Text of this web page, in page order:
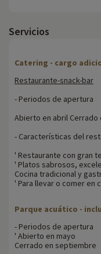
Servicios
Catering - cargo
Restaurante-snack-bar
- Periodos de apertura
Abierto en abril
- Características del
' Restaurante con gran
' Platos sabrosos,
Cocina tradicional y
' Para llevar o comer en
Parque acuático -
- Periodos de apertura
' Abierto en mayo
Cerrado en septiembre